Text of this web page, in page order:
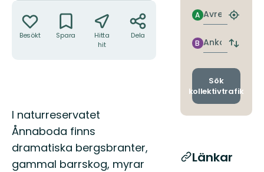
Besökt Spara
Hitta
hit
Dela
Beskrivning
I naturreservatet
Ånnaboda finns
dramatiska bergsbranter,
gammal barrskog, myrar
Avresa
A
Hitta
Ankomst
B
Byt
och
Sök
kollektivtrafik
Länkar